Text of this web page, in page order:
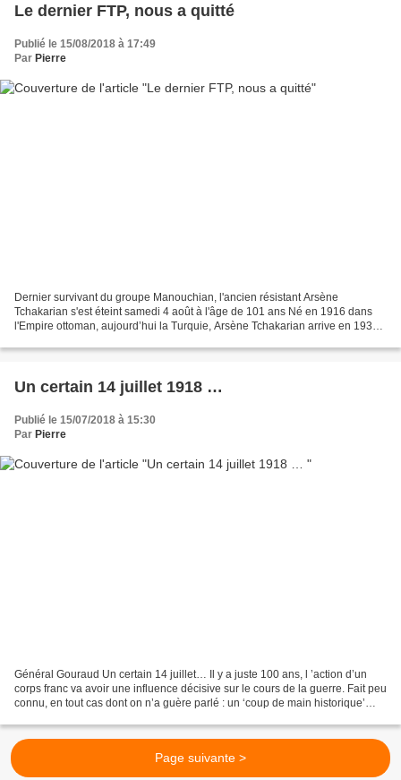
Le dernier FTP, nous a quitté
Publié le 15/08/2018 à 17:49
Par Pierre
Dernier survivant du groupe Manouchian, l'ancien résistant Arsène
Tchakarian s'est éteint samedi 4 août à l'âge de 101 ans Né en 1916 dans
l'Empire ottoman, aujourd’hui la Turquie, Arsène Tchakarian arrive en 1930
Un certain 14 juillet 1918 …
Publié le 15/07/2018 à 15:30
Par Pierre
Général Gouraud Un certain 14 juillet… Il y a juste 100 ans, l ’action d’un
corps franc va avoir une influence décisive sur le cours de la guerre. Fait peu
connu, en tout cas dont on n’a guère parlé : un ‘coup de main historique’
Page suivante >